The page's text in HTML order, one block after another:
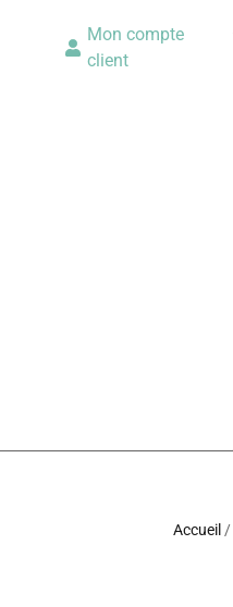
Mon compte
client
Accueil /